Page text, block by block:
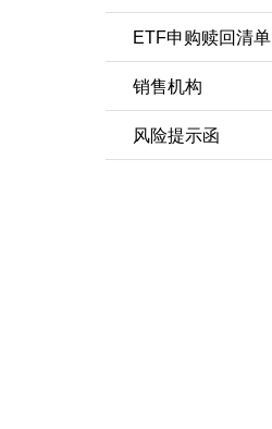
ETF申购赎回清单
销售机构
风险提示函